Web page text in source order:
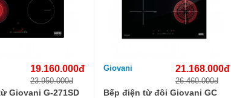
19.160.000đ
23.950.000đ
Giovani G-271SD
Giovani 21.168.000đ
26.460.000đ
Bếp điện từ đôi Giovani GC